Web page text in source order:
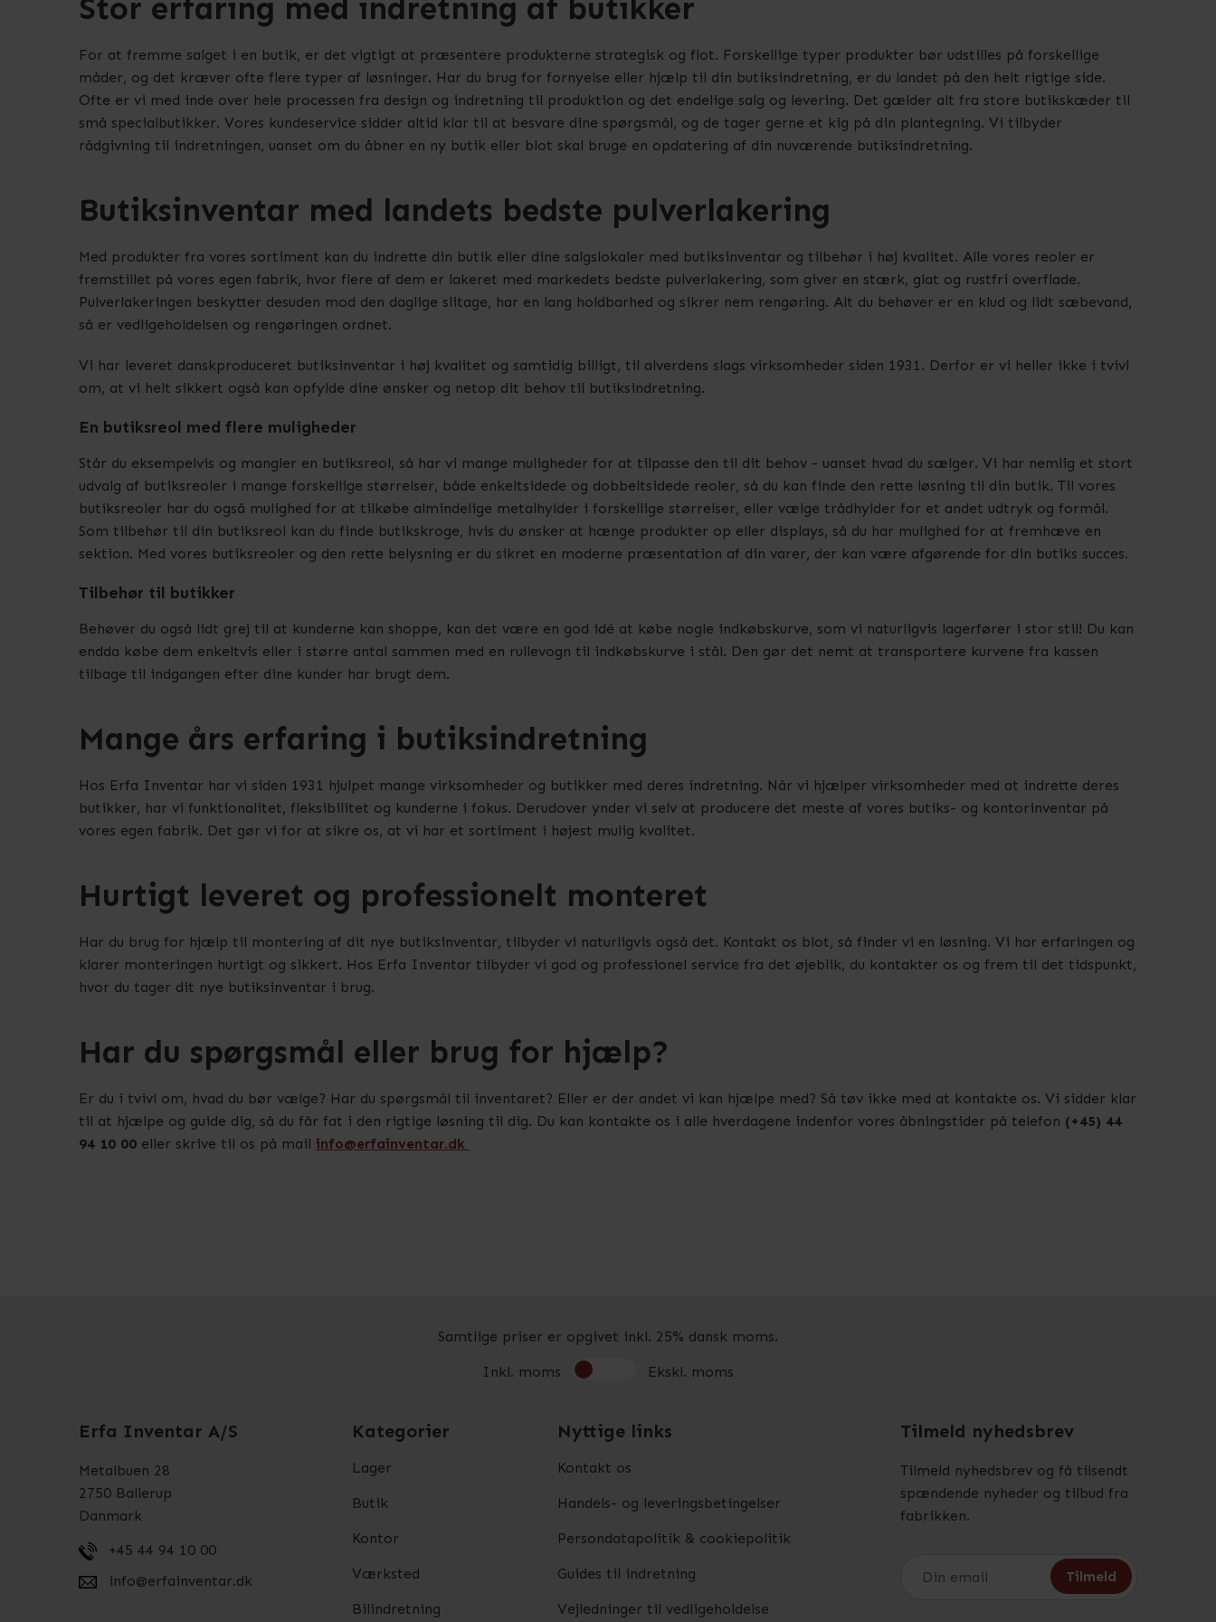
Stor erfaring med indretning af butikker
For at fremme salget i en butik, er det vigtigt at præsentere produkterne strategisk og flot. Forskellige typer produkter bør udstilles på forskellige
måder, og det kræver ofte flere typer af løsninger. Har du brug for fornyelse eller hjælp til din butiksindretning, er du landet på den helt rigtige side.
Ofte er vi med inde over hele processen fra design og indretning til produktion og det endelige salg og levering. Det gælder alt fra store butikskæder til
små specialbutikker. Vores kundeservice sidder altid klar til at besvare dine spørgsmål, og de tager gerne et kig på din plantegning. Vi tilbyder
rådgivning til indretningen, uanset om du åbner en ny butik eller blot skal bruge en opdatering af din nuværende butiksindretning.
Butiksinventar med landets bedste pulverlakering
Med produkter fra vores sortiment kan du indrette din butik eller dine salgslokaler med butiksinventar og tilbehør i høj kvalitet. Alle vores reoler er
fremstillet på vores egen fabrik, hvor flere af dem er lakeret med markedets bedste pulverlakering, som giver en stærk, glat og rustfri overflade.
Pulverlakeringen beskytter desuden mod den daglige slitage, har en lang holdbarhed og sikrer nem rengøring. Alt du behøver er en klud og lidt sæbevand,
så er vedligeholdelsen og rengøringen ordnet.
Vi har leveret danskproduceret butiksinventar i høj kvalitet og samtidig billigt, til alverdens slags virksomheder siden 1931. Derfor er vi heller ikke i tvivl
om, at vi helt sikkert også kan opfylde dine ønsker og netop dit behov til butiksindretning.
En butiksreol med flere muligheder
Står du eksempelvis og mangler en butiksreol, så har vi mange muligheder for at tilpasse den til dit behov - uanset hvad du sælger. Vi har nemlig et stort
udvalg af butiksreoler i mange forskellige størrelser, både enkeltsidede og dobbeltsidede reoler, så du kan finde den rette løsning til din butik. Til vores
butiksreoler har du også mulighed for at tilkøbe almindelige metalhylder i forskellige størrelser, eller vælge trådhylder for et andet udtryk og formål.
Som tilbehør til din butiksreol kan du finde butikskroge, hvis du ønsker at hænge produkter op eller displays, så du har mulighed for at fremhæve en
sektion. Med vores butiksreoler og den rette belysning er du sikret en moderne præsentation af din varer, der kan være afgørende for din butiks succes.
Tilbehør til butikker
Behøver du også lidt grej til at kunderne kan shoppe, kan det være en god idé at købe nogle indkøbskurve, som vi naturligvis lagerfører i stor stil! Du kan
endda købe dem enkeltvis eller i større antal sammen med en rullevogn til indkøbskurve i stål. Den gør det nemt at transportere kurvene fra kassen
tilbage til indgangen efter dine kunder har brugt dem.
Mange års erfaring i butiksindretning
Hos Erfa Inventar har vi siden 1931 hjulpet mange virksomheder og butikker med deres indretning. Når vi hjælper virksomheder med at indrette deres
butikker, har vi funktionalitet, fleksibilitet og kunderne i fokus. Derudover ynder vi selv at producere det meste af vores butiks- og kontorinventar på
vores egen fabrik. Det gør vi for at sikre os, at vi har et sortiment i højest mulig kvalitet.
Hurtigt leveret og professionelt monteret
Har du brug for hjælp til montering af dit nye butiksinventar, tilbyder vi naturligvis også det. Kontakt os blot, så finder vi en løsning. Vi har erfaringen og
klarer monteringen hurtigt og sikkert. Hos Erfa Inventar tilbyder vi god og professionel service fra det øjeblik, du kontakter os og frem til det tidspunkt,
hvor du tager dit nye butiksinventar i brug.
Har du spørgsmål eller brug for hjælp?
Er du i tvivl om, hvad du bør vælge? Har du spørgsmål til inventaret? Eller er der andet vi kan hjælpe med? Så tøv ikke med at kontakte os. Vi sidder klar
til at hjælpe og guide dig, så du får fat i den rigtige løsning til dig. Du kan kontakte os i alle hverdagene indenfor vores åbningstider på telefon (+45) 44
94 10 00 eller skrive til os på mail info@erfainventar.dk
Samtlige priser er opgivet inkl. 25% dansk moms.
Inkl. moms Ekskl. moms
Erfa Inventar A/S
Metalbuen 28
2750 Ballerup
Danmark
+45 44 94 10 00
info@erfainventar.dk
Kategorier
Lager
Butik
Kontor
Værksted
Bilindretning
Nyttige links
Kontakt os
Handels- og leveringsbetingelser
Persondatapolitik & cookiepolitik
Guides til indretning
Vejledninger til vedligeholdelse
Tilmeld nyhedsbrev
Tilmeld nyhedsbrev og få tilsendt
spændende nyheder og tilbud fra
fabrikken.